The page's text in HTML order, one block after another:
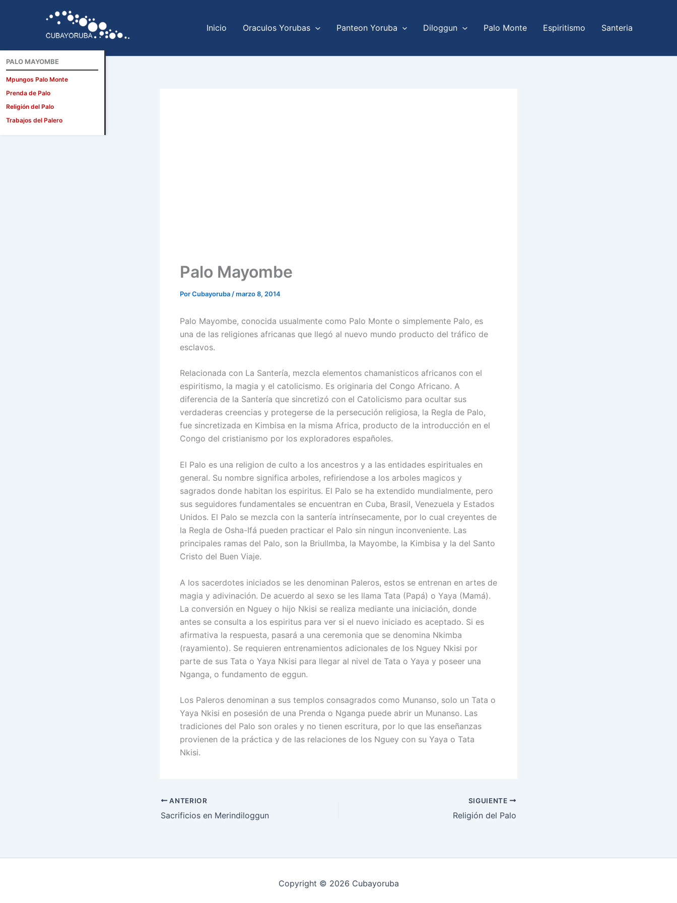
Inicio Oraculos Yorubas Panteon Yoruba Diloggun Palo Monte Espiritismo Santeria
Palo Mayombe
PorCubayoruba /marzo 8, 2014
Palo Mayombe, conocida usualmente como Palo Monte o simplemente Palo, es
una de las religiones africanas que llegó al nuevo mundo producto del tráfico de
esclavos.
Relacionada con La Santería, mezcla elementos chamanisticos africanos con el
espiritismo, la magia y el catolicismo. Es originaria del Congo Africano. A
diferencia de la Santería que sincretizó con el Catolicismo para ocultar sus
verdaderas creencias y protegerse de la persecución religiosa, la Regla de Palo,
fue sincretizada en Kimbisa en la misma Africa, producto de la introducción en el
Congo del cristianismo por los exploradores españoles.
El Palo es una religion de culto a los ancestros y a las entidades espirituales en
general. Su nombre significa arboles, refiriendose a los arboles magicos y
sagrados donde habitan los espiritus. El Palo se ha extendido mundialmente, pero
sus seguidores fundamentales se encuentran en Cuba, Brasil, Venezuela y Estados
Unidos. El Palo se mezcla con la santería intrínsecamente, por lo cual creyentes de
la Regla de Osha-Ifá pueden practicar el Palo sin ningun inconveniente. Las
principales ramas del Palo, son la Briullmba, la Mayombe, la Kimbisa y la del Santo
Cristo del Buen Viaje.
A los sacerdotes iniciados se les denominan Paleros, estos se entrenan en artes de
magia y adivinación. De acuerdo al sexo se les llama Tata (Papá) o Yaya (Mamá).
La conversión en Nguey o hijo Nkisi se realiza mediante una iniciación, donde
antes se consulta a los espiritus para ver si el nuevo iniciado es aceptado. Si es
afirmativa la respuesta, pasará a una ceremonia que se denomina Nkimba
(rayamiento). Se requieren entrenamientos adicionales de los Nguey Nkisi por
parte de sus Tata o Yaya Nkisi para llegar al nivel de Tata o Yaya y poseer una
Nganga, o fundamento de eggun.
Los Paleros denominan a sus templos consagrados como Munanso, solo un Tata o
Yaya Nkisi en posesión de una Prenda o Nganga puede abrir un Munanso. Las
tradiciones del Palo son orales y no tienen escritura, por lo que las enseñanzas
provienen de la práctica y de las relaciones de los Nguey con su Yaya o Tata
Nkisi.
ANTERIOR
Sacrificios en Merindiloggun
SIGUIENTE
Religión del Palo
Copyright © 2026 Cubayoruba
PALO MAYOMBE
Mpungos Palo Monte
Prenda de Palo
Religión del Palo
Trabajos del Palero